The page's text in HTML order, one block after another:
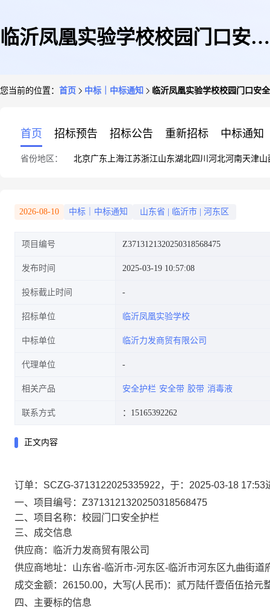
临沂凤凰实验学校校园门口安全
您当前的位置： 首页 中标｜中标通知 临沂凤凰实验学校校园门口安
首页 招标预告 招标公告 重新招标 中标通知
省份地区： 北京广东 上海江苏浙江山东湖北四川 河北河南天津山
2026-08-10 中标｜中标通知 山东省 临沂市 河东区
项目编号 Z3713121320250318568475
发布时间 2025-03-19 10:57:08
投标截止时间
招标单位 临沂凤凰实验学校
中标单位 临沂力发商贸有限公司
代理单位
相关产品 安全护栏 安全带 胶带 消毒液
联系方式 ：15165392262
正文内容
订单：SCZG-3713122025335922，于：2025-03-18
一、项目编号：Z3713121320250318568475
二、项目名称：校园门口安全护栏
三、成交信息
供应商：临沂力发商贸有限公司
供应商地址：山东省-临沂市-河东区-临沂市河东区九曲街道
成交金额：26150.00，大写(人民币)：贰万陆仟壹佰伍拾元
四、主要标的信息